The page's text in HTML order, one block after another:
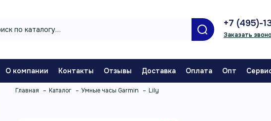
+7 (495)-
Заказать
О компании Контакты Отзывы Доставка Оплата Опт
Главная Каталог Умные часы Garmin Lily